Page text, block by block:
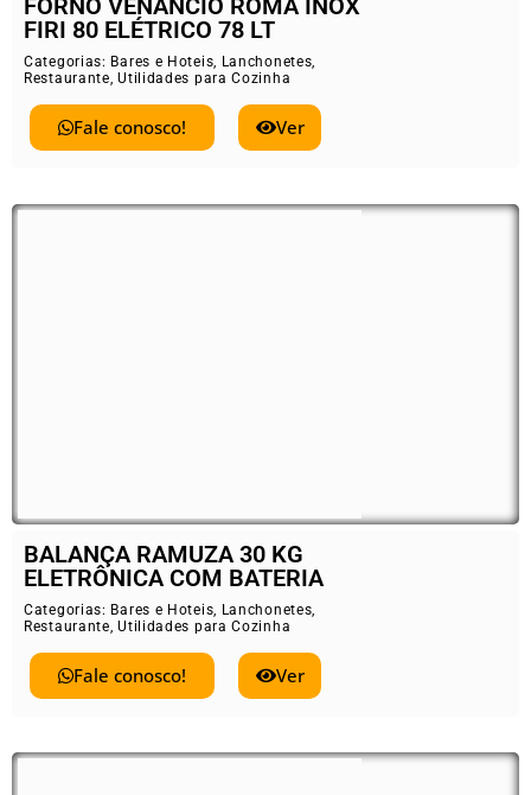
FORNO VENANCIO ROMA INOX
FIRI 80 ELÉTRICO 78 LT
Categorias: Bares e Hoteis, Lanchonetes,
Restaurante,Utilidades para Cozinha
Fale conosco! Ver
BALANÇA RAMUZA 30 KG
ELETRÔNICA COM BATERIA
Categorias: Bares e Hoteis, Lanchonetes,
Restaurante,Utilidades para Cozinha
Fale conosco! Ver